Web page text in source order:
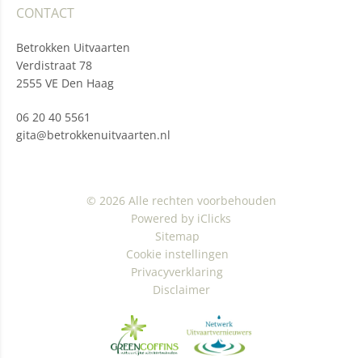
CONTACT
Betrokken Uitvaarten
Verdistraat 78
2555 VE Den Haag
06 20 40 5561
gita@betrokkenuitvaarten.nl
© 2026 Alle rechten voorbehouden
Powered by iClicks
Sitemap
Cookie instellingen
Privacyverklaring
Disclaimer